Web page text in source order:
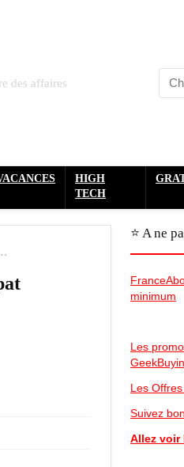
des affaires
HIGH
TECH
⭐️ A ne
minimum
Les
Les
Suivez
Allez voir